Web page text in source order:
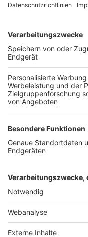
TOP-VEREINE
TOP-PARTNER
Nutzungsbedingungen